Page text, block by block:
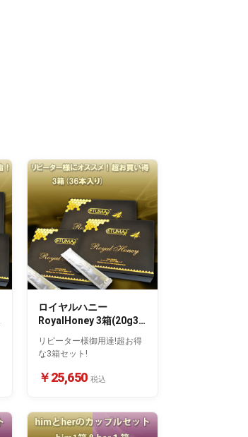
ロイヤルハニー
RoyalHoney 3箱(20g36
リピーター様御用達!超お得
な3箱セット!
￥25,650 税込